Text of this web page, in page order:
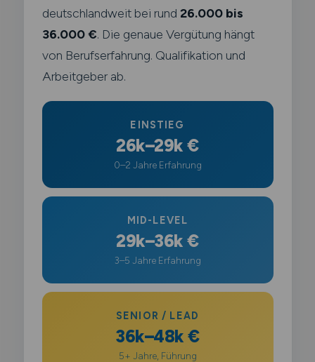
deutschlandweit bei rund 26.000 bis
36.000 €. Die genaue Vergütung hängt
von Berufserfahrung. Qualifikation und
Arbeitgeber ab.
EINSTIEG
26k–29k €
0–2 Jahre Erfahrung
MID-LEVEL
29k–36k €
3–5 Jahre Erfahrung
SENIOR / LEAD
36k–48k €
5+ Jahre, Führung